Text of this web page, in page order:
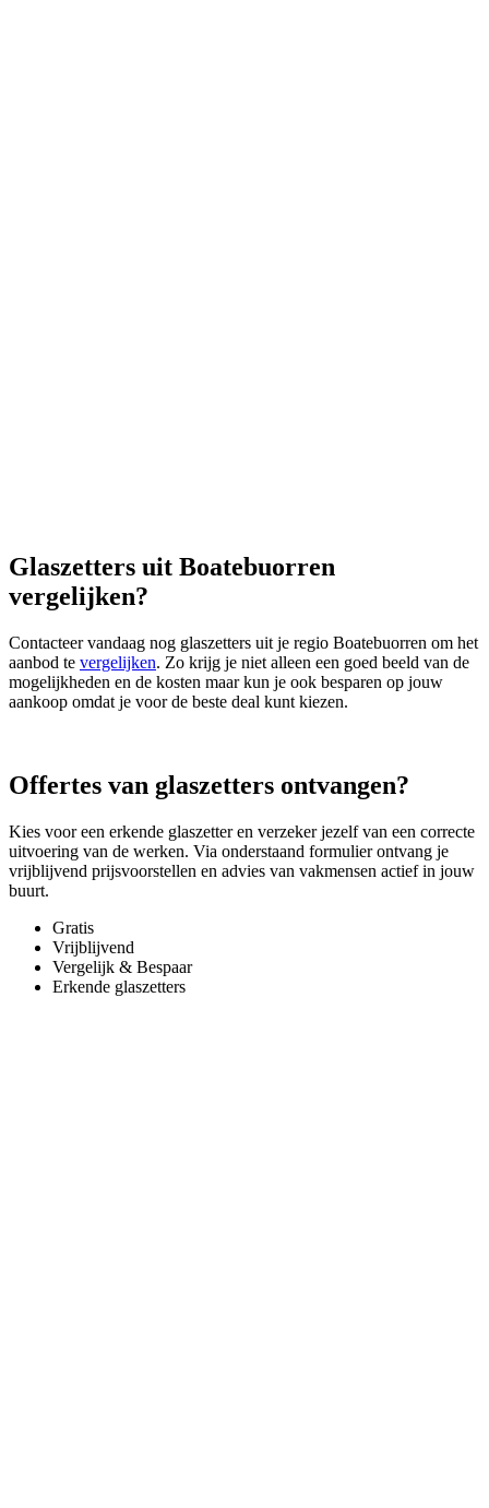
Glaszetters uit Boatebuorren
vergelijken?
Contacteer vandaag nog glaszetters uit je regio Boatebuorren om het
aanbod te vergelijken. Zo krijg je niet alleen een goed beeld van de
mogelijkheden en de kosten maar kun je ook besparen op jouw
aankoop omdat je voor de beste deal kunt kiezen.
Offertes van glaszetters ontvangen?
Kies voor een erkende glaszetter en verzeker jezelf van een correcte
uitvoering van de werken. Via onderstaand formulier ontvang je
vrijblijvend prijsvoorstellen en advies van vakmensen actief in jouw
buurt.
Gratis
Vrijblijvend
Vergelijk & Bespaar
Erkende glaszetters